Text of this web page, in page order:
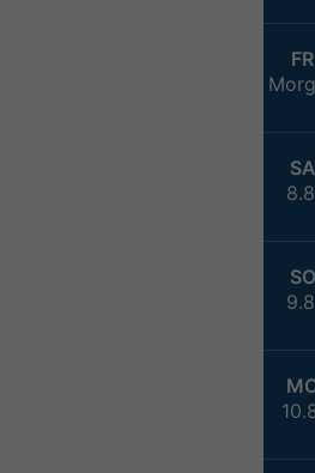
FR
SA
SO